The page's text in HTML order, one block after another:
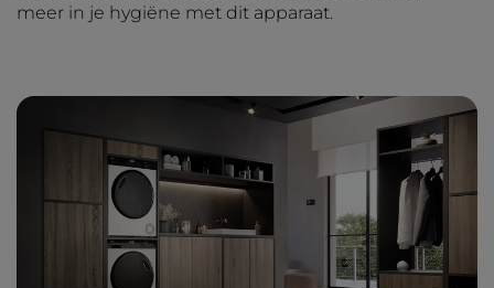
meer in je hygiëne met dit apparaat.